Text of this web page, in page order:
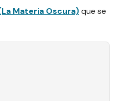
Materia Oscura)que se